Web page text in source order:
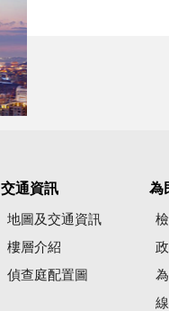
交通資訊
地圖及交通資訊
樓層介紹
偵查庭配置圖
為